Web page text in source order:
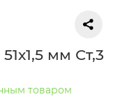
мм Ст,3
товаром